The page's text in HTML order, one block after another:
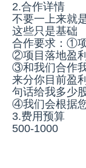
2.合作详情
不要一上来就
这些只是基础
合作要求：①
②项目落地盈
③和我们合作
来分你目前盈
句话给我多少
④我们会根据
3.费用预算
500-1000